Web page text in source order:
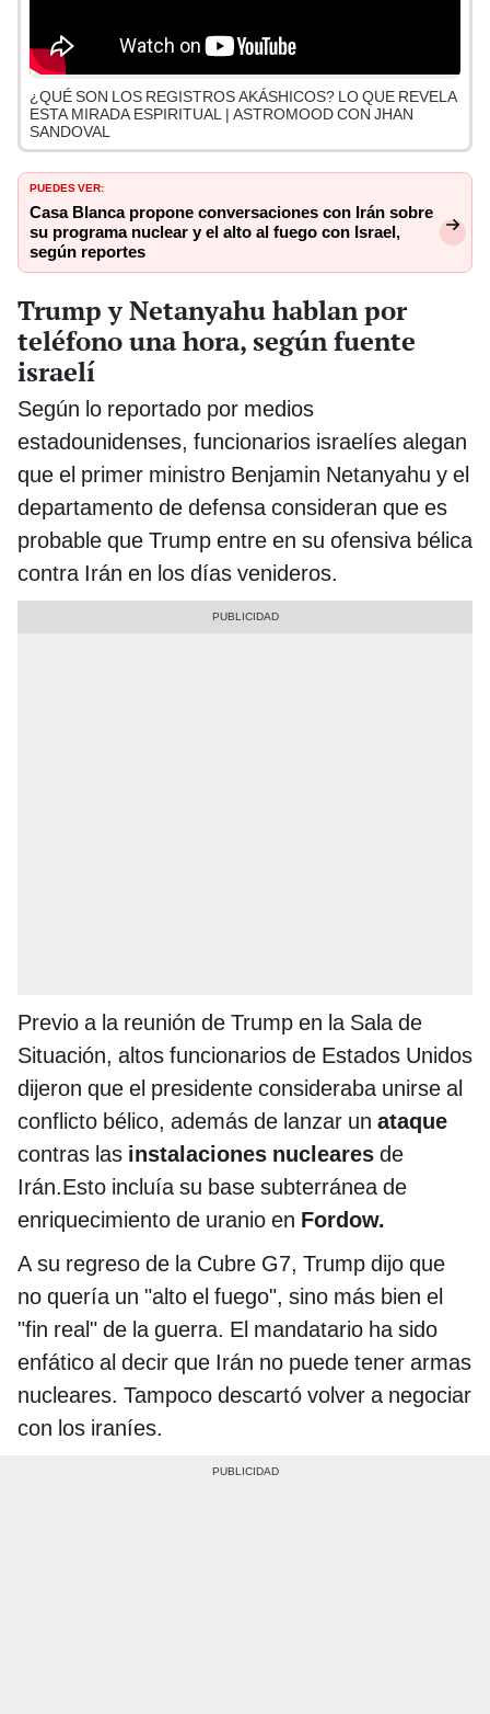
¿QUÉ SON LOS REGISTROS AKÁSHICOS? LO QUE REVELA
ESTA MIRADA ESPIRITUAL | ASTROMOOD CON JHAN
SANDOVAL
PUEDES VER:
Casa Blanca propone conversaciones con Irán sobre
su programa nuclear y el alto al fuego con Israel,
según reportes
Trump y Netanyahu hablan por
teléfono una hora, según fuente
israelí
Según lo reportado por medios
estadounidenses, funcionarios israelíes alegan
que el primer ministro Benjamin Netanyahu y el
departamento de defensa consideran que es
probable que Trump entre en su ofensiva bélica
contra Irán en los días venideros.
Previo a la reunión de Trump en la Sala de
Situación, altos funcionarios de Estados Unidos
dijeron que el presidente consideraba unirse al
conflicto bélico, además de lanzar un ataque
contras las instalaciones nucleares de
Irán.Esto incluía su base subterránea de
enriquecimiento de uranio en Fordow.
A su regreso de la Cubre G7, Trump dijo que
no quería un "alto el fuego", sino más bien el
"fin real" de la guerra. El mandatario ha sido
enfático al decir que Irán no puede tener armas
nucleares. Tampoco descartó volver a negociar
con los iraníes.